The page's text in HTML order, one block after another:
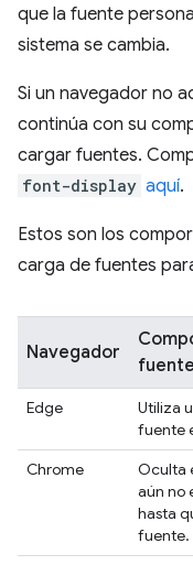
que la fuente
sistema se cambia.
Si un navegador no
continúa con su
cargar fuentes.
font-display aquí.
Estos son los
carga de fuentes
Navegador
Edge
Utiliza
fuente
Chrome
Oculta
aún no
hasta
fuente.